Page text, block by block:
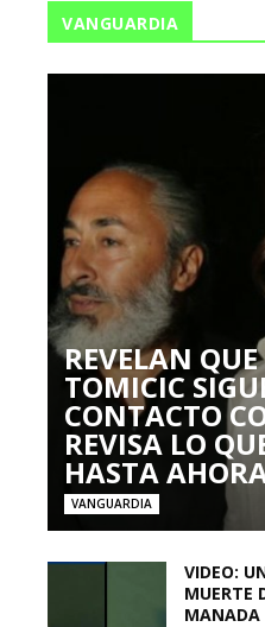
VANGUARDIA
REVELAN
TOMICIC
CONTACTO
REVISA LO
HASTA
VANGUARDIA
VIDEO:
MUERTE
MANADA